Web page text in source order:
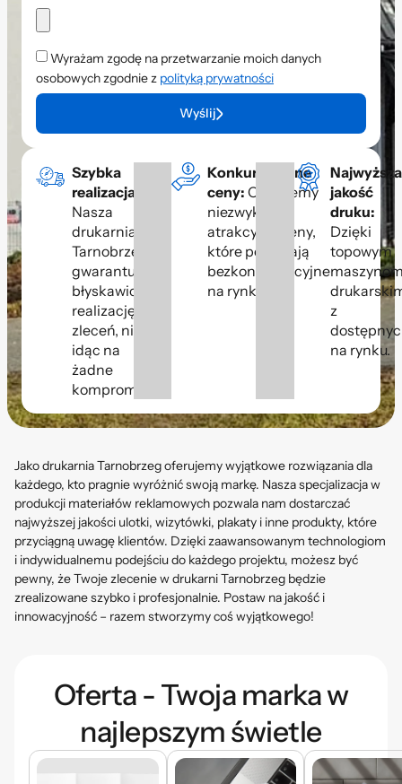
Wyrażam zgodę na przetwarzanie moich danych
osobowych zgodnie z polityką prywatności
Wyślij
Szybka
realizacja:
Nasza
drukarnia
Tarnobrzeg
gwarantuje
błyskawiczną
realizację
zleceń, nie
idąc na
żadne
kompromisy.
Konkurencyjne
ceny: Oferujemy
niezwykle
atrakcyjne ceny,
które pozostają
bezkonkurencyjne
na rynku.
Najwyższa
jakość
druku:
Dzięki
topowym
z
na rynku.
Jako drukarnia Tarnobrzeg oferujemy wyjątkowe rozwiązania dla
każdego, kto pragnie wyróżnić swoją markę. Nasza specjalizacja w
produkcji materiałów reklamowych pozwala nam dostarczać
najwyższej jakości ulotki, wizytówki, plakaty i inne produkty, które
przyciągną uwagę klientów. Dzięki zaawansowanym technologiom
i indywidualnemu podejściu do każdego projektu, możesz być
pewny, że Twoje zlecenie w drukarni Tarnobrzeg będzie
zrealizowane szybko i profesjonalnie. Postaw na jakość i
innowacyjność – razem stworzymy coś wyjątkowego!
Oferta - Twoja marka w
najlepszym świetle